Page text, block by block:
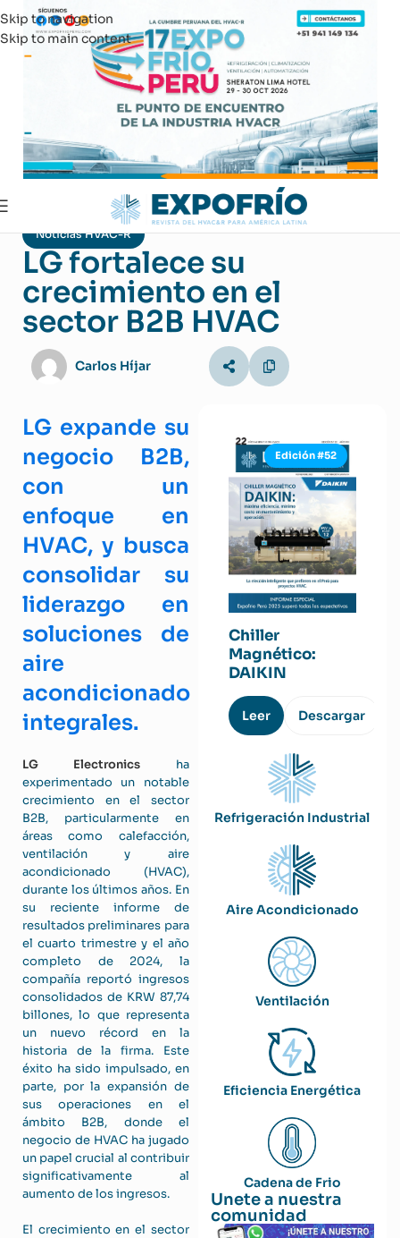
Skip to navigation
Skip to main content
Noticias HVAC-R
LG fortalece su
crecimiento en el
sector B2B HVAC
Carlos Híjar
LG expande su
negocio B2B,
con un
enfoque en
HVAC, y busca
consolidar su
liderazgo en
soluciones de
aire
acondicionado
integrales.
LG Electronics ha
experimentado un notable
crecimiento en el sector
B2B, particularmente en
áreas como calefacción,
ventilación y aire
acondicionado (HVAC),
durante los últimos años. En
su reciente informe de
resultados preliminares para
el cuarto trimestre y el año
completo de 2024, la
compañía reportó ingresos
consolidados de KRW 87,74
billones, lo que representa
un nuevo récord en la
historia de la firma. Este
éxito ha sido impulsado, en
parte, por la expansión de
sus operaciones en el
ámbito B2B, donde el
negocio de HVAC ha jugado
un papel crucial al contribuir
significativamente al
aumento de los ingresos.
El crecimiento en el sector
Edición #52
Chiller
Magnético:
DAIKIN
Leer Descargar
Refrigeración Industrial
Aire Acondicionado
Ventilación
Eficiencia Energética
Cadena de Frio
Unete a nuestra
comunidad